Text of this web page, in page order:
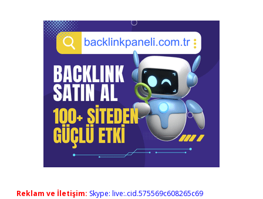
Reklam ve İletişim: Skype: live:.cid.575569c608265c69